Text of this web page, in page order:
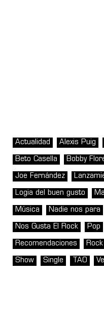
Actualidad Alexis Puig
Beto Casella Bobby
Joe Fernández
Logia del buen gusto
Música Nadie nos para
Nos Gusta El Rock Pop
Recomendaciones Rock
Show Single TAO